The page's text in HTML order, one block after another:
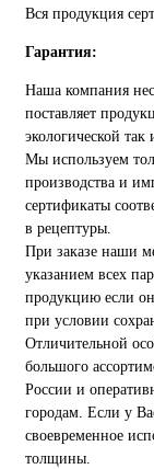
Вся продукция
Гарантия:
Наша компания
поставляет
экологической так
Мы используем
производства и
сертификаты
в рецептуры.
При заказе наши
указанием всех
продукцию если
при условии
Отличительной
большого
России и
городам. Если у
своевременное
толщины.